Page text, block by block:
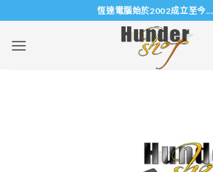
to
content
恆達電腦始於2002成立至今...